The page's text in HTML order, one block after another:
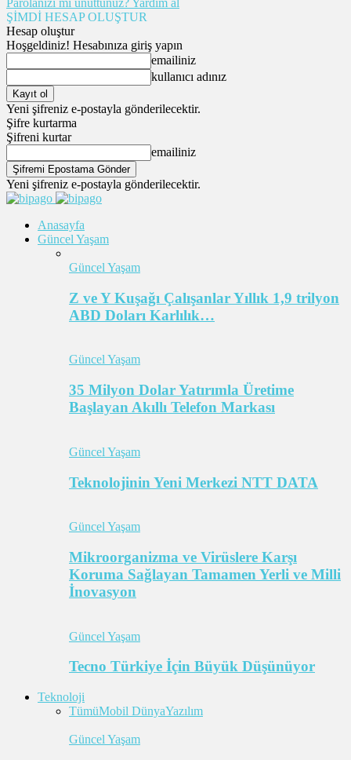
Parolanızı mı unuttunuz? Yardım al
ŞİMDİ HESAP OLUŞTUR
Hesap oluştur
Hoşgeldiniz! Hesabınıza giriş yapın
emailiniz
kullanıcı adınız
Yeni şifreniz e-postayla gönderilecektir.
Şifre kurtarma
Şifreni kurtar
emailiniz
Yeni şifreniz e-postayla gönderilecektir.
Anasayfa
Güncel Yaşam
Güncel Yaşam
Z ve Y Kuşağı Çalışanlar Yıllık 1,9 trilyon
ABD Doları Karlılık…
Güncel Yaşam
35 Milyon Dolar Yatırımla Üretime
Başlayan Akıllı Telefon Markası
Güncel Yaşam
Teknolojinin Yeni Merkezi NTT DATA
Güncel Yaşam
Mikroorganizma ve Virüslere Karşı
Koruma Sağlayan Tamamen Yerli ve Milli
İnovasyon
Güncel Yaşam
Tecno Türkiye İçin Büyük Düşünüyor
Teknoloji
TümüMobil DünyaYazılım
Güncel Yaşam